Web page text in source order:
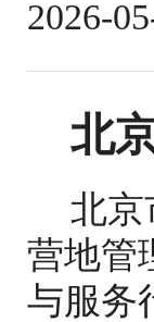
2026-
北
北京
营地管
与服务